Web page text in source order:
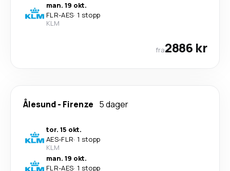
man. 19 okt.
FLR-AES· 1 stopp
KLM
fra2886 kr
Ålesund- Firenze 5 dager
tor. 15 okt.
AES-FLR· 1 stopp
KLM
man. 19 okt.
FLR-AES· 1 stopp